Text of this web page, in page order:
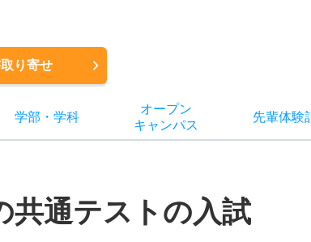
り寄せ
学部 ・ 学科
オープン
キャンパス
先輩体験
共通テストの入試